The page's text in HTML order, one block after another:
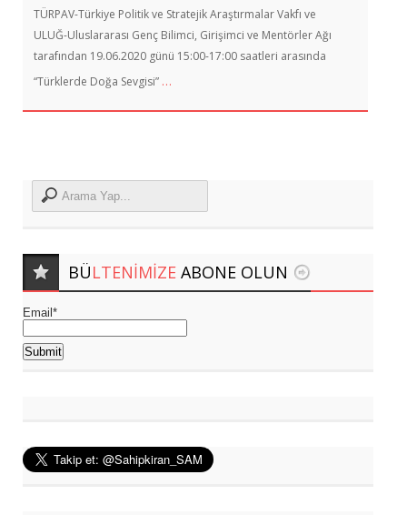
TÜRPAV-Türkiye Politik ve Stratejik Araştırmalar Vakfı ve
ULUĞ-Uluslararası Genç Bilimci, Girişimci ve Mentörler Ağı
tarafından 19.06.2020 günü 15:00-17:00 saatleri arasında
“Türklerde Doğa Sevgisi” …
BÜLTENIMIZE ABONE OLUN
Email*